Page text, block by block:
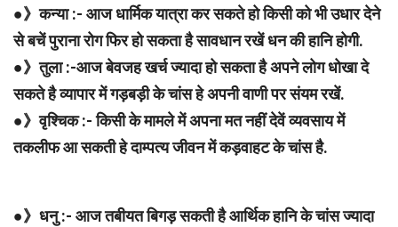
●》कन्या :- आज धार्मिक यात्रा कर सकते हो किसी को भी उधार देने
से बचें पुराना रोग फिर हो सकता है सावधान रखें धन की हानि होगी.
●》तुला :-आज बेवजह खर्च ज्यादा हो सकता है अपने लोग धोखा दे
सकते है व्यापार में गड़बड़ी के चांस हे अपनी वाणी पर संयम रखें.
●》वृश्चिक :- किसी के मामले में अपना मत नहीं देवें व्यवसाय में
तकलीफ आ सकती हे दाम्पत्य जीवन में कड़वाहट के चांस है.
●》धनु :- आज तबीयत बिगड़ सकती है आर्थिक हानि के चांस ज्यादा